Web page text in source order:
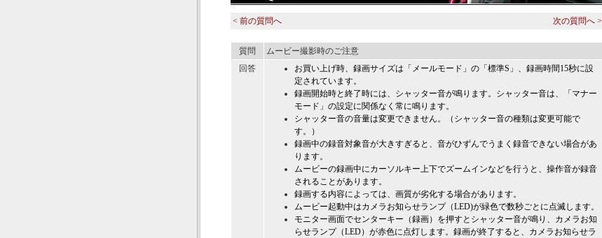
< 前の質問へ 次の質問へ >
質問
ムービー撮影時のご注意
回答
お買い上げ時、録画サイズは「メールモード」の「標準S」、録画時間15秒に設
定されています。
録画開始時と終了時には、シャッター音が鳴ります。シャッター音は、「マナー
モード」の設定に関係なく常に鳴ります。
シャッター音の音量は変更できません。（シャッター音の種類は変更可能で
す。）
録画中の録音対象音が大きすぎると、音がひずんでうまく録音できない場合があ
ります。
ムービーの録画中にカーソルキー上下でズームインなどを行うと、操作音が録音
されることがあります。
録画する内容によっては、画質が劣化する場合があります。
ムービー起動中はカメラお知らせランプ（LED)が緑色で数秒ごとに点滅します。
モニター画面でセンターキー（録画）を押すとシャッター音が鳴り、カメラお知
らせランプ（LED）が赤色に点灯します。録画が終了すると、カメラお知らせラ